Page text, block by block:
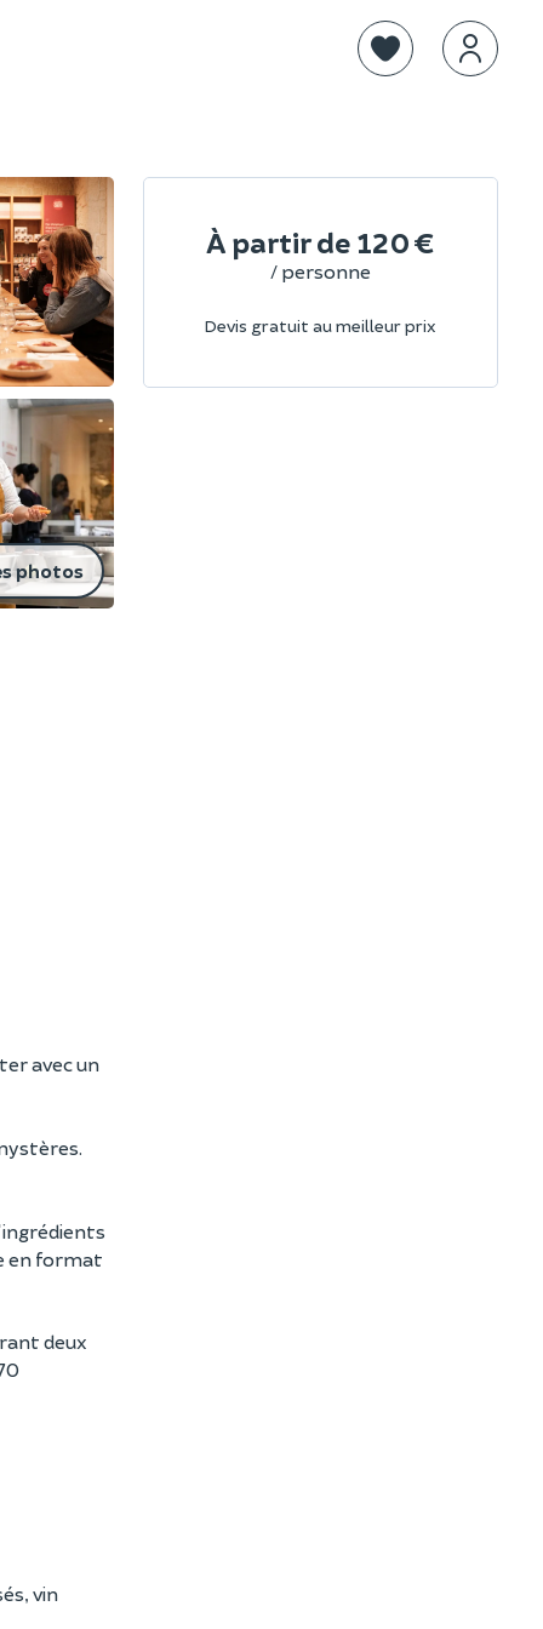
photos
avec un
en format
deux
vin
À partir de 120 €
/ personne
Devis gratuit au meilleur prix